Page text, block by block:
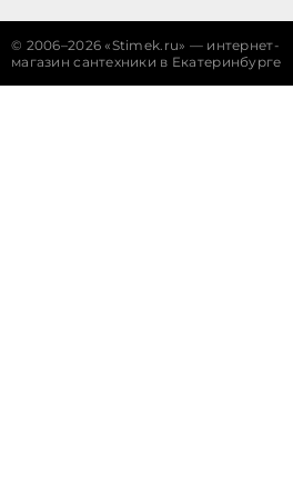
© 2006–2026 «Stimek.ru» — интернет-
магазин сантехники в Екатеринбурге